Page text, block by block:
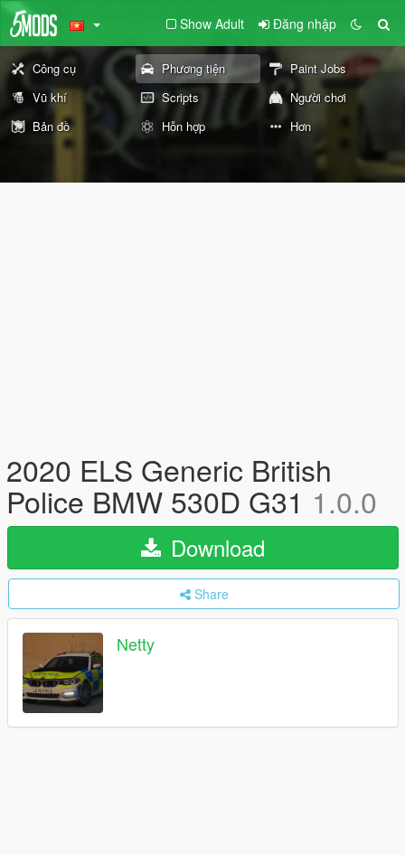
Show Adult Đăng nhập
Công cụ Phương tiện
Paint Jobs
Vũ khí
Scripts
Người chơi
Bản đồ
Hỗn hợp Hơn
2020 ELS Generic British
Police BMW 530D G31 1.0.0
Download
Share
Netty